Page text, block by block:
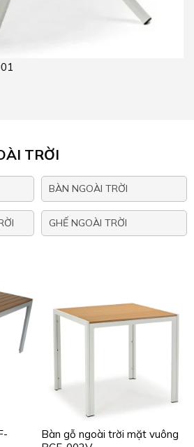
TRỜI
BÀN NGOÀI TRỜI
GHẾ NGOÀI TRỜI
Bàn gỗ ngoài trời mặt vuông